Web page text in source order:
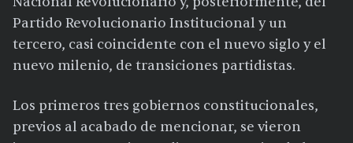
Partido Revolucionario Institucional y un
tercero, casi coincidente con el nuevo siglo y el
nuevo milenio, de transiciones partidistas.
Los primeros tres gobiernos constitucionales,
previos al acabado de mencionar, se vieron